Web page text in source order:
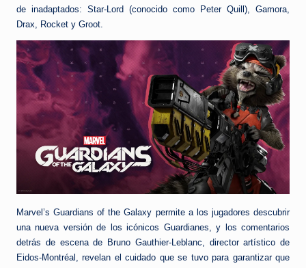
de inadaptados: Star-Lord (conocido como Peter Quill), Gamora,
Drax, Rocket y Groot.
Marvel’s Guardians of the Galaxy permite a los jugadores descubrir
una nueva versión de los icónicos Guardianes, y los comentarios
detrás de escena de Bruno Gauthier-Leblanc, director artístico de
Eidos-Montréal, revelan el cuidado que se tuvo para garantizar que